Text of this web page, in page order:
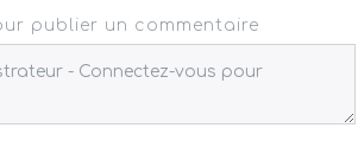
publier un commentaire